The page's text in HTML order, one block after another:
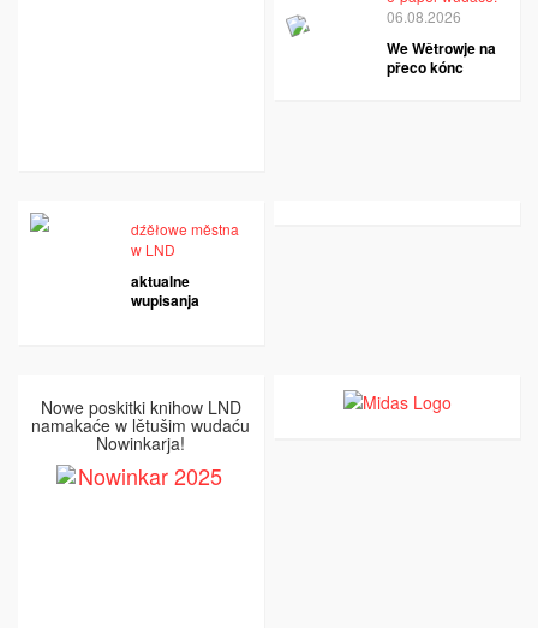
06.08.2026
We Wětrowje na
přeco kónc
dźěłowe městna
w LND
aktualne
wupisanja
Nowe poskitki knihow LND
namakaće w lětušim wudaću
Nowinkarja!